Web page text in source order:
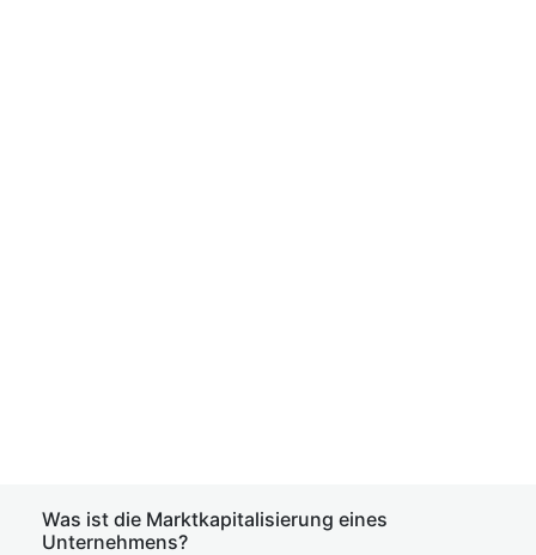
Was ist die Marktkapitalisierung eines
Unternehmens?